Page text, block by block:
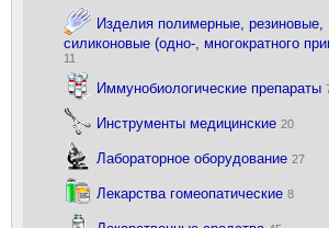
Изделия полимерные, резиновые,
силиконовые (одно-, многократного
11
Иммунобиологические препараты
Инструменты медицинские 20
Лабораторное оборудование 27
Лекарства гомеопатические 8